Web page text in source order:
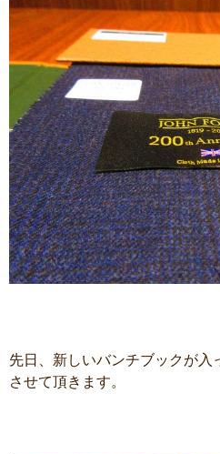
先日、新しいバンチブックが入
させて頂きます。